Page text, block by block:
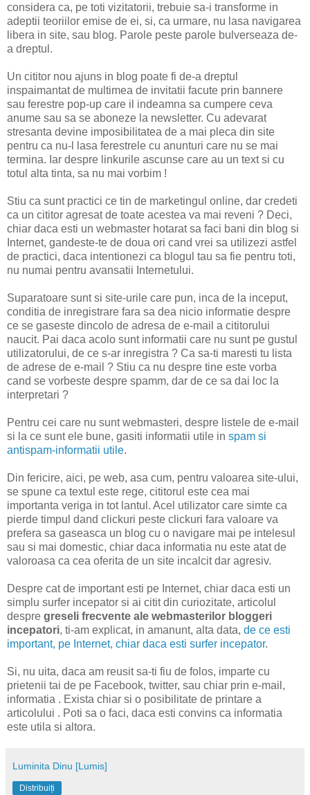
considera ca, pe toti vizitatorii, trebuie sa-i transforme in
adeptii teoriilor emise de ei, si, ca urmare, nu lasa navigarea
libera in site, sau blog. Parole peste parole bulverseaza de-
a dreptul.
Un cititor nou ajuns in blog poate fi de-a dreptul
inspaimantat de multimea de invitatii facute prin bannere
sau ferestre pop-up care il indeamna sa cumpere ceva
anume sau sa se aboneze la newsletter. Cu adevarat
stresanta devine imposibilitatea de a mai pleca din site
pentru ca nu-l lasa ferestrele cu anunturi care nu se mai
termina. Iar despre linkurile ascunse care au un text si cu
totul alta tinta, sa nu mai vorbim !
Stiu ca sunt practici ce tin de marketingul online, dar credeti
ca un cititor agresat de toate acestea va mai reveni ? Deci,
chiar daca esti un webmaster hotarat sa faci bani din blog si
Internet, gandeste-te de doua ori cand vrei sa utilizezi astfel
de practici, daca intentionezi ca blogul tau sa fie pentru toti,
nu numai pentru avansatii Internetului.
Suparatoare sunt si site-urile care pun, inca de la inceput,
conditia de inregistrare fara sa dea nicio informatie despre
ce se gaseste dincolo de adresa de e-mail a cititorului
naucit. Pai daca acolo sunt informatii care nu sunt pe gustul
utilizatorului, de ce s-ar inregistra ? Ca sa-ti maresti tu lista
de adrese de e-mail ? Stiu ca nu despre tine este vorba
cand se vorbeste despre spamm, dar de ce sa dai loc la
interpretari ?
Pentru cei care nu sunt webmasteri, despre listele de e-mail
si la ce sunt ele bune, gasiti informatii utile in spam si
antispam-informatii utile.
Din fericire, aici, pe web, asa cum, pentru valoarea site-ului,
se spune ca textul este rege, cititorul este cea mai
importanta veriga in tot lantul. Acel utilizator care simte ca
pierde timpul dand clickuri peste clickuri fara valoare va
prefera sa gaseasca un blog cu o navigare mai pe intelesul
sau si mai domestic, chiar daca informatia nu este atat de
valoroasa ca cea oferita de un site incalcit dar agresiv.
Despre cat de important esti pe Internet, chiar daca esti un
simplu surfer incepator si ai citit din curiozitate, articolul
despre greseli frecvente ale webmasterilor bloggeri
incepatori, ti-am explicat, in amanunt, alta data, de ce esti
important, pe Internet, chiar daca esti surfer incepator.
Si, nu uita, daca am reusit sa-ti fiu de folos, imparte cu
prietenii tai de pe Facebook, twitter, sau chiar prin e-mail,
informatia . Exista chiar si o posibilitate de printare a
articolului . Poti sa o faci, daca esti convins ca informatia
este utila si altora.
Luminita Dinu [Lumis]
Distribuiți